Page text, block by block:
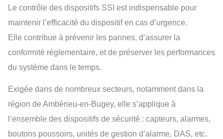
Le contrôle des dispositifs SSI est indispensable pour
maintenir l’efficacité du dispositif en cas d’urgence.
Elle contribue à prévenir les pannes, d’assurer la
conformité réglementaire, et de préserver les performances
du système dans le temps.
Exigée dans de nombreux secteurs, notamment dans la
région de Ambérieu-en-Bugey, elle s’applique à
l’ensemble des dispositifs de sécurité : capteurs, alarmes,
boutons poussoirs, unités de gestion d’alarme, DAS, etc.